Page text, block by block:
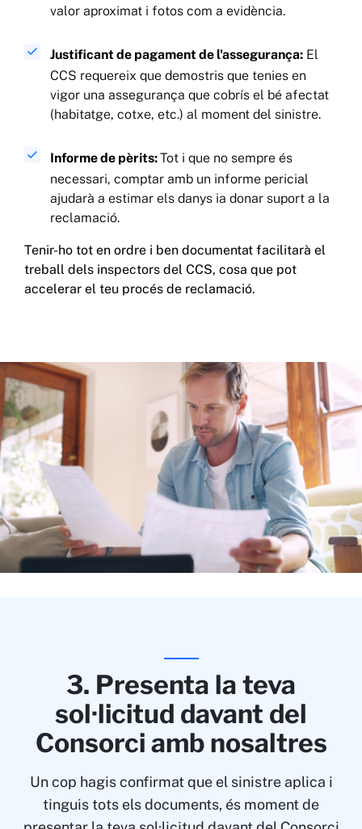
valor aproximat i fotos com a evidència.
Justificant de pagament de l'assegurança: El
CCS requereix que demostris que tenies en
vigor una assegurança que cobrís el bé afectat
(habitatge, cotxe, etc.) al moment del sinistre.
Informe de pèrits:Tot i que no sempre és
necessari, comptar amb un informe pericial
ajudarà a estimar els danys ia donar suport a la
reclamació.
Tenir-ho tot en ordre i ben documentat facilitarà el
treball dels inspectors del CCS, cosa que pot
accelerar el teu procés de reclamació.
3. Presenta la teva
sol·licitud davant del
Consorci amb nosaltres
Un cop hagis confirmat que el sinistre aplica i
tinguis tots els documents, és moment de